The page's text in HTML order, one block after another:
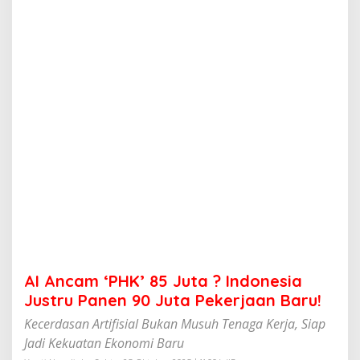
u
s
r
u
P
AI Ancam ‘PHK’ 85 Juta ? Indonesia
Justru Panen 90 Juta Pekerjaan Baru!
Kecerdasan Artifisial Bukan Musuh Tenaga Kerja, Siap
Jadi Kekuatan Ekonomi Baru